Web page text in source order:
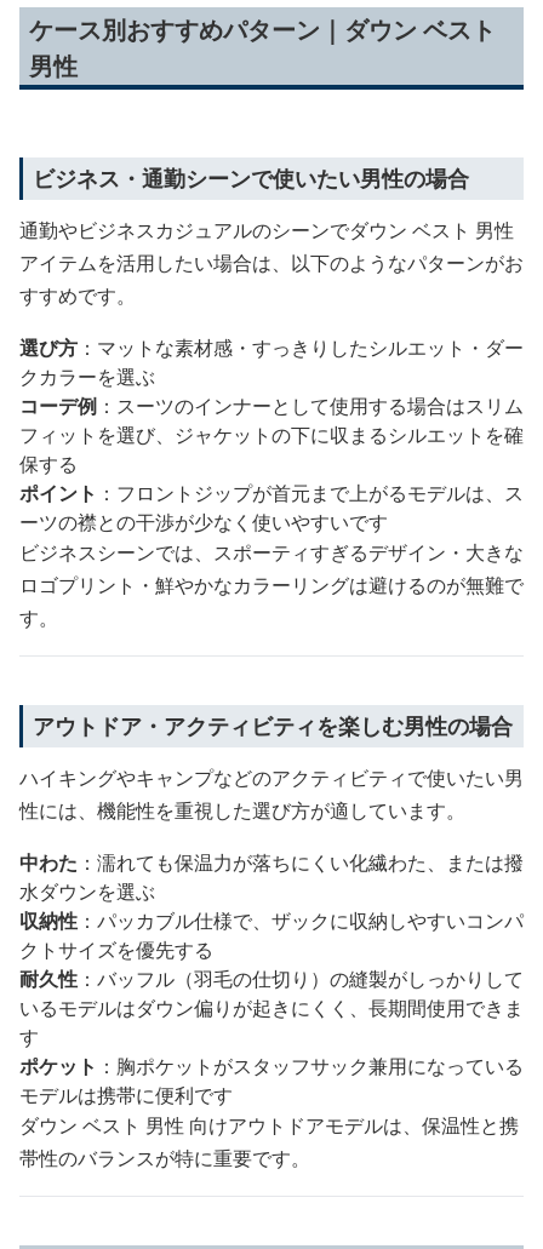
ケース別おすすめパターン｜ダウン ベスト
男性
ビジネス・通勤シーンで使いたい男性の場合
通勤やビジネスカジュアルのシーンでダウン ベスト 男性
アイテムを活用したい場合は、以下のようなパターンがお
すすめです。
選び方 ：マットな素材感・すっきりしたシルエット・ダー
クカラーを選ぶ
コーデ例 ：スーツのインナーとして使用する場合はスリム
フィットを選び、ジャケットの下に収まるシルエットを確
保する
ポイント ：フロントジップが首元まで上がるモデルは、ス
ーツの襟との干渉が少なく使いやすいです
ビジネスシーンでは、スポーティすぎるデザイン・大きな
ロゴプリント・鮮やかなカラーリングは避けるのが無難で
す。
アウトドア・アクティビティを楽しむ男性の場合
ハイキングやキャンプなどのアクティビティで使いたい男
性には、機能性を重視した選び方が適しています。
中わた ：濡れても保温力が落ちにくい化繊わた、または撥
水ダウンを選ぶ
収納性 ：パッカブル仕様で、ザックに収納しやすいコンパ
クトサイズを優先する
耐久性 ：バッフル（羽毛の仕切り）の縫製がしっかりして
いるモデルはダウン偏りが起きにくく、長期間使用できま
す
ポケット ：胸ポケットがスタッフサック兼用になっている
モデルは携帯に便利です
ダウン ベスト 男性 向けアウトドアモデルは、保温性と携
帯性のバランスが特に重要です。